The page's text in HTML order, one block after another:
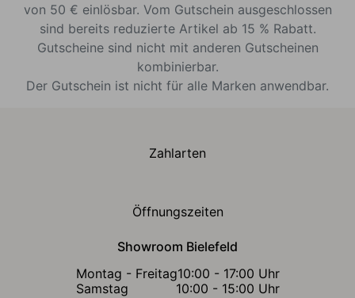
von 50 € einlösbar. Vom Gutschein ausgeschlossen
sind bereits reduzierte Artikel ab 15 % Rabatt.
Gutscheine sind nicht mit anderen Gutscheinen
kombinierbar.
Der Gutschein ist nicht für alle Marken anwendbar.
Zahlarten
Öffnungszeiten
Showroom Bielefeld
Montag - Freitag10:00 - 17:00 Uhr
Samstag
10:00 - 15:00 Uhr